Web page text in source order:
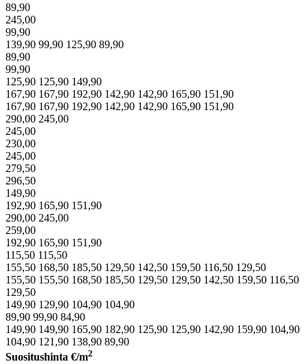
89,90
245,00
99,90
139,90 99,90 125,90 89,90
89,90
99,90
125,90 125,90 149,90
167,90 167,90 192,90 142,90 142,90 165,90 151,90
167,90 167,90 192,90 142,90 142,90 165,90 151,90
290,00 245,00
245,00
230,00
245,00
279,50
296,50
149,90
192,90 165,90 151,90
290,00 245,00
259,00
192,90 165,90 151,90
115,50 115,50
155,50 168,50 185,50 129,50 142,50 159,50 116,50 129,50
155,50 155,50 168,50 185,50 129,50 129,50 142,50 159,50 116,50
129,50
149,90 129,90 104,90 104,90
89,90 99,90 84,90
149,90 149,90 165,90 182,90 125,90 125,90 142,90 159,90 104,90
104,90 121,90 138,90 89,90
Suositushinta €/m2